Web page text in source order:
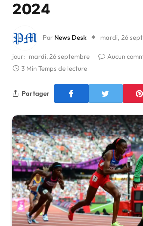
2024
Par News Desk mardi, 26
jour: mardi, 26 septembre
Aucun
3 Min Temps de lecture
Partager